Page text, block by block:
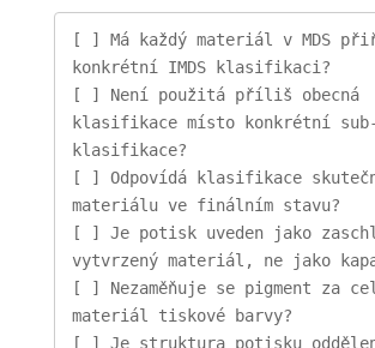
[ ] Má každý materiál v MDS
konkrétní IMDS klasifikaci?
[ ] Není použitá příliš obecná
klasifikace místo konkrétní sub-
klasifikace?
[ ] Odpovídá klasifikace
materiálu ve finálním stavu?
[ ] Je potisk uveden jako
vytvrzený materiál, ne jako
[ ] Nezaměňuje se pigment za
materiál tiskové barvy?
[ ] Je struktura potisku